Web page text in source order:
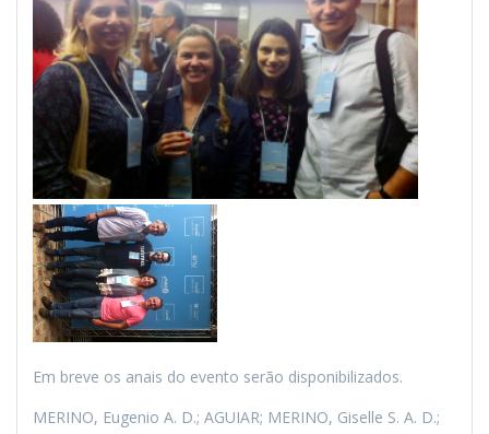
Em breve os anais do evento serão disponibilizados.
MERINO, Eugenio A. D.; AGUIAR; MERINO, Giselle S. A. D.;